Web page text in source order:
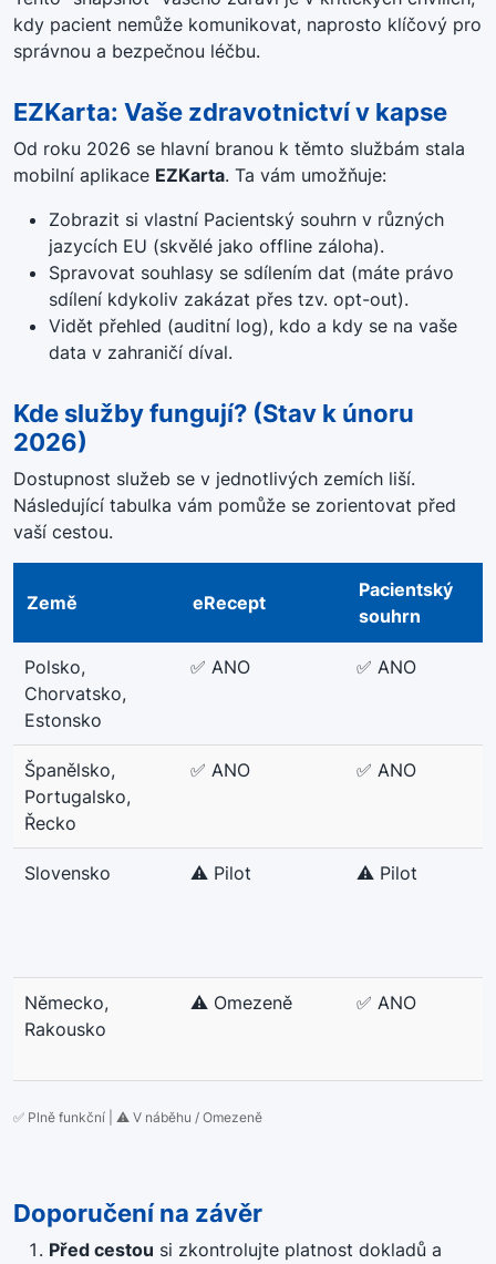
kdy pacient nemůže komunikovat, naprosto klíčový pro
správnou a bezpečnou léčbu.
EZKarta: Vaše zdravotnictví v kapse
Od roku 2026 se hlavní branou k těmto službám stala
mobilní aplikace EZKarta. Ta vám umožňuje:
Zobrazit si vlastní Pacientský souhrn v různých
jazycích EU (skvělé jako offline záloha).
Spravovat souhlasy se sdílením dat (máte právo
sdílení kdykoliv zakázat přes tzv. opt-out).
Vidět přehled (auditní log), kdo a kdy se na vaše
data v zahraničí díval.
Kde služby fungují? (Stav k únoru
2026)
Dostupnost služeb se v jednotlivých zemích liší.
Následující tabulka vám pomůže se zorientovat před
vaší cestou.
Země eRecept
Pacientský
souhrn
Polsko,
Chorvatsko,
Estonsko
✅ ANO ✅ ANO
Španělsko,
Portugalsko,
Řecko
✅ ANO ✅ ANO
Slovensko ⚠️ Pilot ⚠️ Pilot
Německo,
Rakousko
⚠️ Omezeně ✅ ANO
✅ Plně funkční | ⚠️ V náběhu / Omezeně
Doporučení na závěr
Před cestou si zkontrolujte platnost dokladů a